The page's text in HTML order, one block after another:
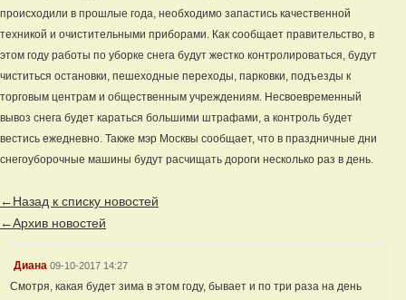
происходили в прошлые года, необходимо запастись качественной
техникой и очистительными приборами. Как сообщает правительство, в
этом году работы по уборке снега будут жестко контролироваться, будут
чиститься остановки, пешеходные переходы, парковки, подъезды к
торговым центрам и общественным учреждениям. Несвоевременный
вывоз снега будет караться большими штрафами, а контроль будет
вестись ежедневно. Также мэр Москвы сообщает, что в праздничные дни
снегоуборочные машины будут расчищать дороги несколько раз в день.
←Назад к списку новостей
←Архив новостей
Диана 09-10-2017 14:27
Смотря, какая будет зима в этом году, бывает и по три раза на день